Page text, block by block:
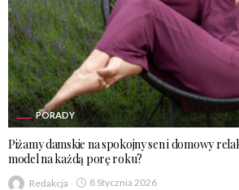
PORADY
Piżamy damskie na spokojny sen i domowy
model na każdą porę roku?
Redakcja 8 Stycznia 2026